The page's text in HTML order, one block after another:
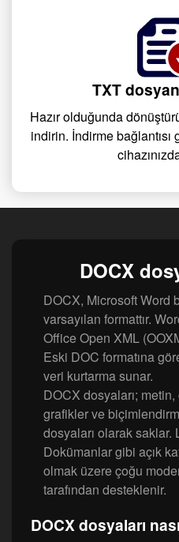
TXT
Hazır olduğunda
indirin. İndirme
DOCX
DOCX, Microsoft Word
varsayılan formattır.
Office Open XML
Eski DOC formatına
veri kurtarma sunar.
DOCX dosyaları;
grafikler ve
dosyaları olarak
Dokümanlar gibi açık
olmak üzere çoğu
tarafından desteklenir.
DOCX dosyaları